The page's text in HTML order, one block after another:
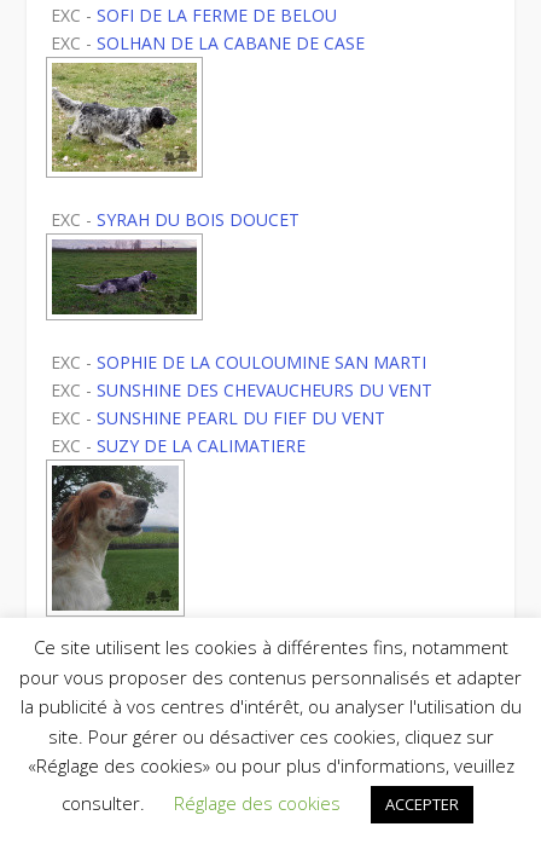
EXC -SOFI DE LA FERME DE BELOU
EXC -SOLHAN DE LA CABANE DE CASE
EXC -SYRAH DU BOIS DOUCET
EXC -SOPHIE DE LA COULOUMINE SAN MARTI
EXC -SUNSHINE DES CHEVAUCHEURS DU VENT
EXC -SUNSHINE PEARL DU FIEF DU VENT
EXC -SUZY DE LA CALIMATIERE
EXC -SWENY DE L'OYAT DES DUNES
TB -SAONA DE CAZAOUS
Ce site utilisent les cookies à différentes fins, notamment
pour vous proposer des contenus personnalisés et adapter
la publicité à vos centres d'intérêt, ou analyser l'utilisation du
site. Pour gérer ou désactiver ces cookies, cliquez sur
«Réglage des cookies» ou pour plus d'informations, veuillez
consulter.
Réglage des cookies ACCEPTER